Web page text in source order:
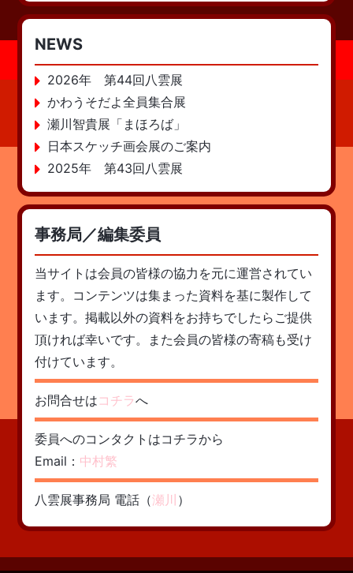
NEWS
2026年 第44回八雲展
かわうそだよ全員集合展
瀬川智貴展「まほろば」
日本スケッチ画会展のご案内
2025年 第43回八雲展
事務局／編集委員
当サイトは会員の皆様の協力を元に運営されてい
ます。コンテンツは集まった資料を基に製作して
います。掲載以外の資料をお持ちでしたらご提供
頂ければ幸いです。また会員の皆様の寄稿も受け
付けています。
お問合せはコチラへ
委員へのコンタクトはコチラから
Email： 中村繁
八雲展事務局 電話（瀬川 ）